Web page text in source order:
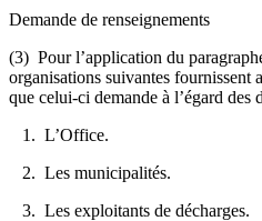
Demande de renseignements
(3) Pour l’application du
organisations suivantes fournissent
que celui-ci demande à l’égard des
1. L’Office.
2. Les municipalités.
3. Les exploitants de décharges.